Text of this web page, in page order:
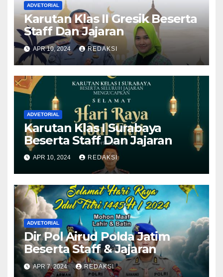
ADVETORIAL
Karutan Klas II Gresik Beserta
Staff Dan Jajaran
APR 10, 2024 REDAKSI
ADVETORIAL
Karutan Klas I Surabaya
Beserta Staff Dan Jajaran
APR 10, 2024 REDAKSI
ADVETORIAL
Dir Pol Airud Polda Jatim
Beserta Staff & Jajaran
APR 7, 2024 REDAKSI